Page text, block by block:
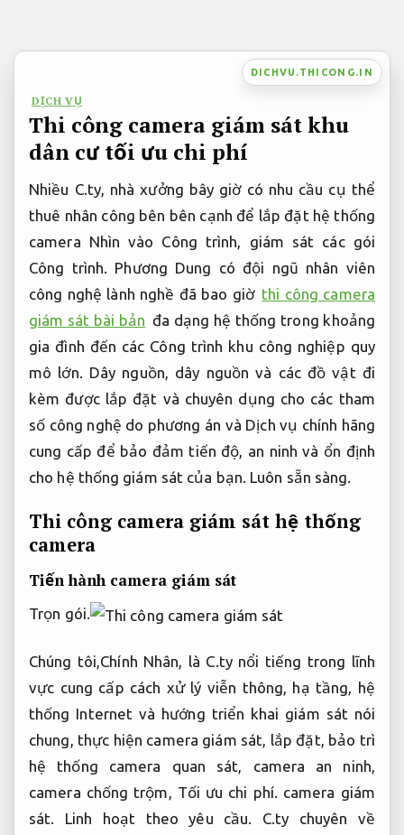
DICHVU.THICONG.IN
DỊCH VỤ
Thi công camera giám sát khu
dân cư tối ưu chi phí
Nhiều C.ty, nhà xưởng bây giờ có nhu cầu cụ thể
thuê nhân công bên bên cạnh để lắp đặt hệ thống
camera Nhìn vào Công trình, giám sát các gói
Công trình. Phương Dung có đội ngũ nhân viên
công nghệ lành nghề đã bao giờ thi công camera
giám sát bài bản đa dạng hệ thống trong khoảng
gia đình đến các Công trình khu công nghiệp quy
mô lớn. Dây nguồn, dây nguồn và các đồ vật đi
kèm được lắp đặt và chuyên dụng cho các tham
số công nghệ do phương án và Dịch vụ chính hãng
cung cấp để bảo đảm tiến độ, an ninh và ổn định
cho hệ thống giám sát của bạn. Luôn sẵn sàng.
Thi công camera giám sát hệ thống
camera
Tiến hành camera giám sát
Trọn gói.
Chúng tôi,Chính Nhân, là C.ty nổi tiếng trong lĩnh
vực cung cấp cách xử lý viễn thông, hạ tầng, hệ
thống Internet và hướng triển khai giám sát nói
chung, thực hiện camera giám sát, lắp đặt, bảo trì
hệ thống camera quan sát, camera an ninh,
camera chống trộm, Tối ưu chi phí. camera giám
sát. Linh hoạt theo yêu cầu. C.ty chuyên về